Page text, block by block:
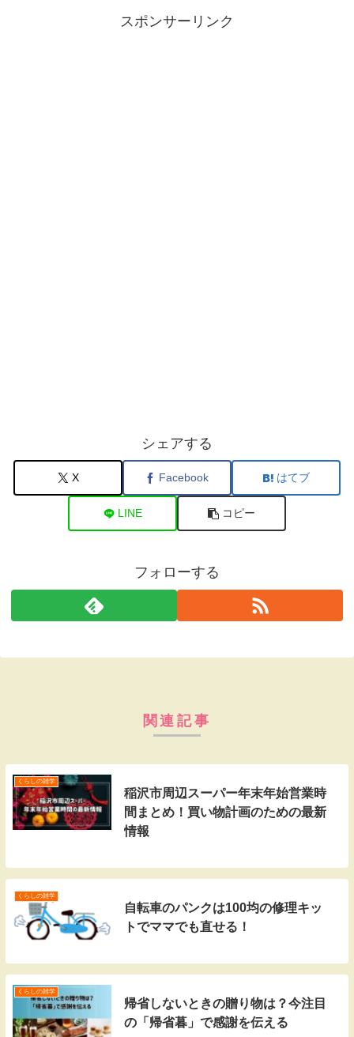
スポンサーリンク
シェアする
X Facebook はてブ
LINE コピー
フォローする
関連記事
くらしの雑学
稲沢市周辺スーパー年末年始営業時
間まとめ！買い物計画のための最新
情報
くらしの雑学
自転車のパンクは100均の修理キッ
トでママでも直せる！
くらしの雑学
帰省しないときの贈り物は？今注目
の「帰省暮」で感謝を伝える